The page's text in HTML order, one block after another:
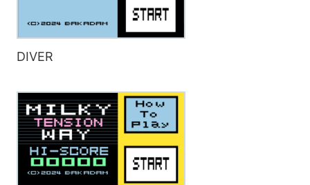
DIVER